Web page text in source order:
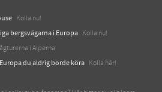
Kolla nu!
bergsvägarna i Europa Kolla nu!
i Alperna
du aldrig borde köra Kolla här!